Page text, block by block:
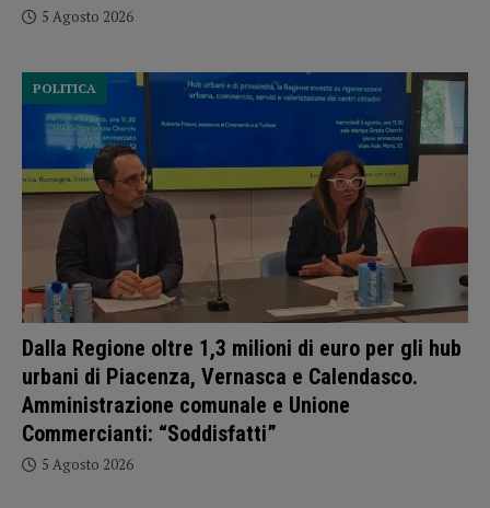
5 Agosto 2026
Dalla Regione oltre 1,3 milioni di euro per gli hub
urbani di Piacenza, Vernasca e Calendasco.
Amministrazione comunale e Unione
Commercianti: “Soddisfatti”
POLITICA
5 Agosto 2026